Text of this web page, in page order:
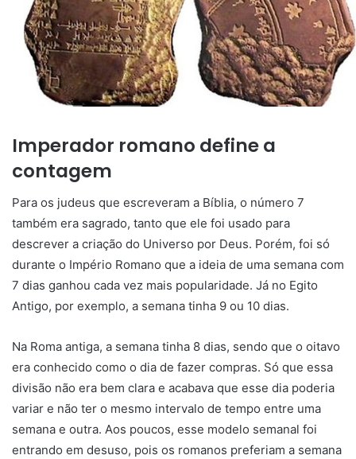
Imperador romano define a
contagem
Para os judeus que escreveram a Bíblia, o número 7
também era sagrado, tanto que ele foi usado para
descrever a criação do Universo por Deus. Porém, foi só
durante o Império Romano que a ideia de uma semana com
7 dias ganhou cada vez mais popularidade. Já no Egito
Antigo, por exemplo, a semana tinha 9 ou 10 dias.
Na Roma antiga, a semana tinha 8 dias, sendo que o oitavo
era conhecido como o dia de fazer compras. Só que essa
divisão não era bem clara e acabava que esse dia poderia
variar e não ter o mesmo intervalo de tempo entre uma
semana e outra. Aos poucos, esse modelo semanal foi
entrando em desuso, pois os romanos preferiam a semana